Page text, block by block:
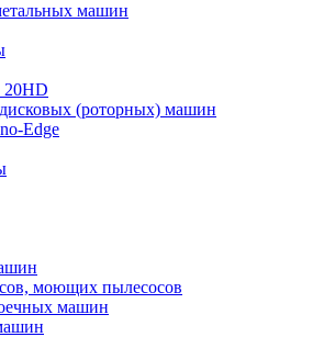
машин
20HD
(роторных) машин
Edge
моющих пылесосов
машин